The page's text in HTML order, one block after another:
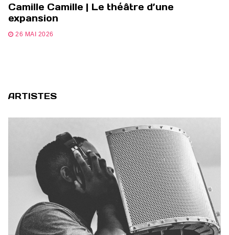
Camille Camille | Le théâtre d’une
expansion
26 MAI 2026
ARTISTES